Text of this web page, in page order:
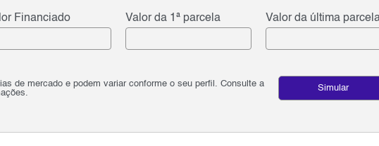
Financiado Valor da 1ª parcela Valor da última
de mercado e podem variar conforme o seu perfil. Consulte a
Simular